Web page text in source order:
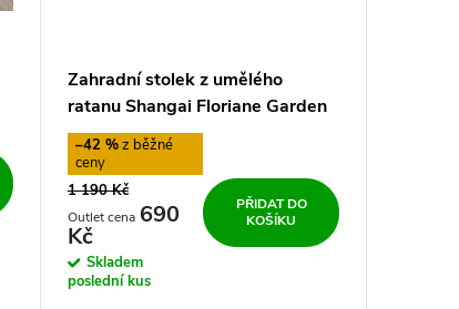
Zahradní stolek z umělého
ratanu Shangai Floriane Garden
–42 %
1 190 Kč
690
Kč
Skladem
poslední kus
PŘIDAT DO
KOŠÍKU